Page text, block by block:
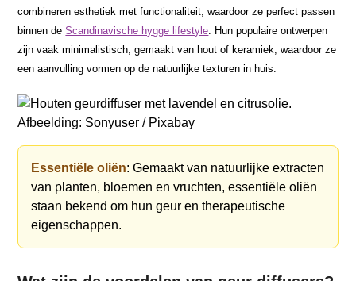
combineren esthetiek met functionaliteit, waardoor ze perfect passen
binnen deScandinavische hygge lifestyle. Hun populaire ontwerpen
zijn vaak minimalistisch, gemaakt van hout of keramiek, waardoor ze
een aanvulling vormen op de natuurlijke texturen in huis.
Afbeelding: Sonyuser / Pixabay
Essentiële oliën: Gemaakt van natuurlijke extracten
van planten, bloemen en vruchten, essentiële oliën
staan bekend om hun geur en therapeutische
eigenschappen.